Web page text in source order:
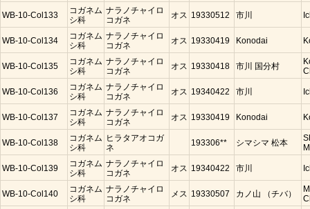
WB-10-Col133
コガネム
シ科
ナラノチャイロ
コガネ
オス 19330512 市川
WB-10-Col134
コガネム
シ科
ナラノチャイロ
コガネ
オス 19330419 Konodai
WB-10-Col135
コガネム
シ科
ナラノチャイロ
コガネ
オス 19330418 市川 国分村
WB-10-Col136
コガネム
シ科
ナラノチャイロ
コガネ
オス 19340422 市川
WB-10-Col137
コガネム
シ科
ナラノチャイロ
コガネ
オス 19330419 Konodai
WB-10-Col138
コガネム
シ科
ヒラタアオコガ
ネ
193306** シマシマ 松本
WB-10-Col139
コガネム
シ科
ナラノチャイロ
コガネ
オス 19340422 市川
WB-10-Col140
コガネム
シ科
ナラノチャイロ
コガネ
メス 19330507 カノ山 （チバ）